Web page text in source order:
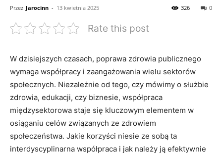
Przez Jarocinn - 13 kwietnia 2025 0
326
Rate this post
W dzisiejszych czasach, ⁣poprawa⁣ zdrowia publicznego
wymaga ‌współpracy i zaangażowania‍ wielu sektorów
społecznych. Niezależnie⁤ od tego, czy mówimy o służbie
zdrowia, edukacji, czy biznesie, współpraca
międzysektorowa staje się kluczowym elementem w
osiąganiu celów związanych⁢ ze zdrowiem
społeczeństwa. Jakie korzyści niesie ze sobą ta
interdyscyplinarna współpraca i jak należy ją efektywnie‍